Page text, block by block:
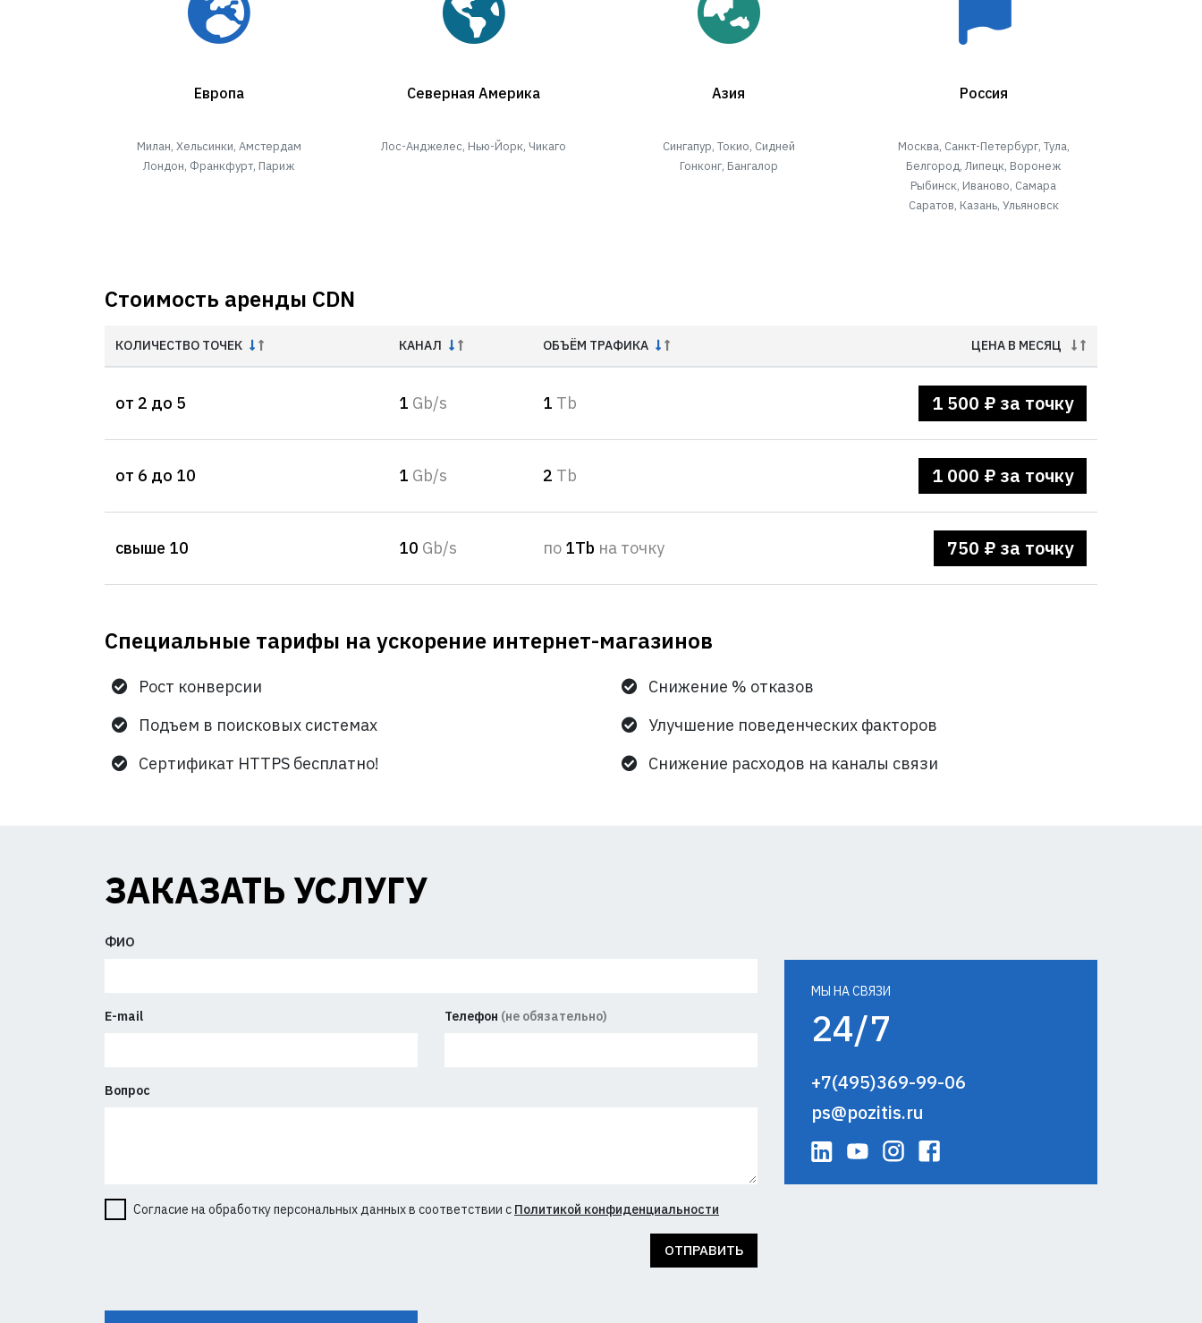
Европа
Милан, Хельсинки, Амстердам
Лондон, Франкфурт, Париж
Северная Америка
Лос-Анджелес, Нью-Йорк, Чикаго
Азия
Сингапур, Токио, Сидней
Гонконг, Бангалор
Россия
Москва, Санкт-Петербург, Тула,
Белгород, Липецк, Воронеж
Рыбинск, Иваново, Самара
Саратов, Казань, Ульяновск
Стоимость аренды CDN
КОЛИЧЕСТВО ТОЧЕК КАНАЛ ОБЪЁМ ТРАФИКА ЦЕНА В МЕСЯЦ
от 2 до 5 1 Gb/s 1 Tb 1 500 ₽ за точку
от 6 до 10 1 Gb/s 2 Tb 1 000 ₽ за точку
свыше 10 10 Gb/s по 1Tb на точку 750 ₽ за точку
Специальные тарифы на ускорение интернет-магазинов
Рост конверсии
Снижение % отказов
Подъем в поисковых системах
Улучшение поведенческих факторов
Сертификат HTTPS бесплатно!
Снижение расходов на каналы связи
ЗАКАЗАТЬ УСЛУГУ
ФИО
E-mail Телефон (не обязательно)
Вопрос
Согласие на обработку персональных данных в соответствии с Политикой конфиденциальности
ОТПРАВИТЬ
МЫ НА СВЯЗИ
24/7
+7(495)369-99-06
ps@pozitis.ru